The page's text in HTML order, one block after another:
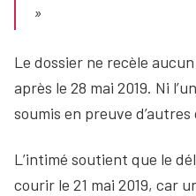
»
Le dossier ne recèle
après le 28 mai 2019. Ni
soumis en preuve
L’intimé soutient que le
courir le 21 mai 2019, car